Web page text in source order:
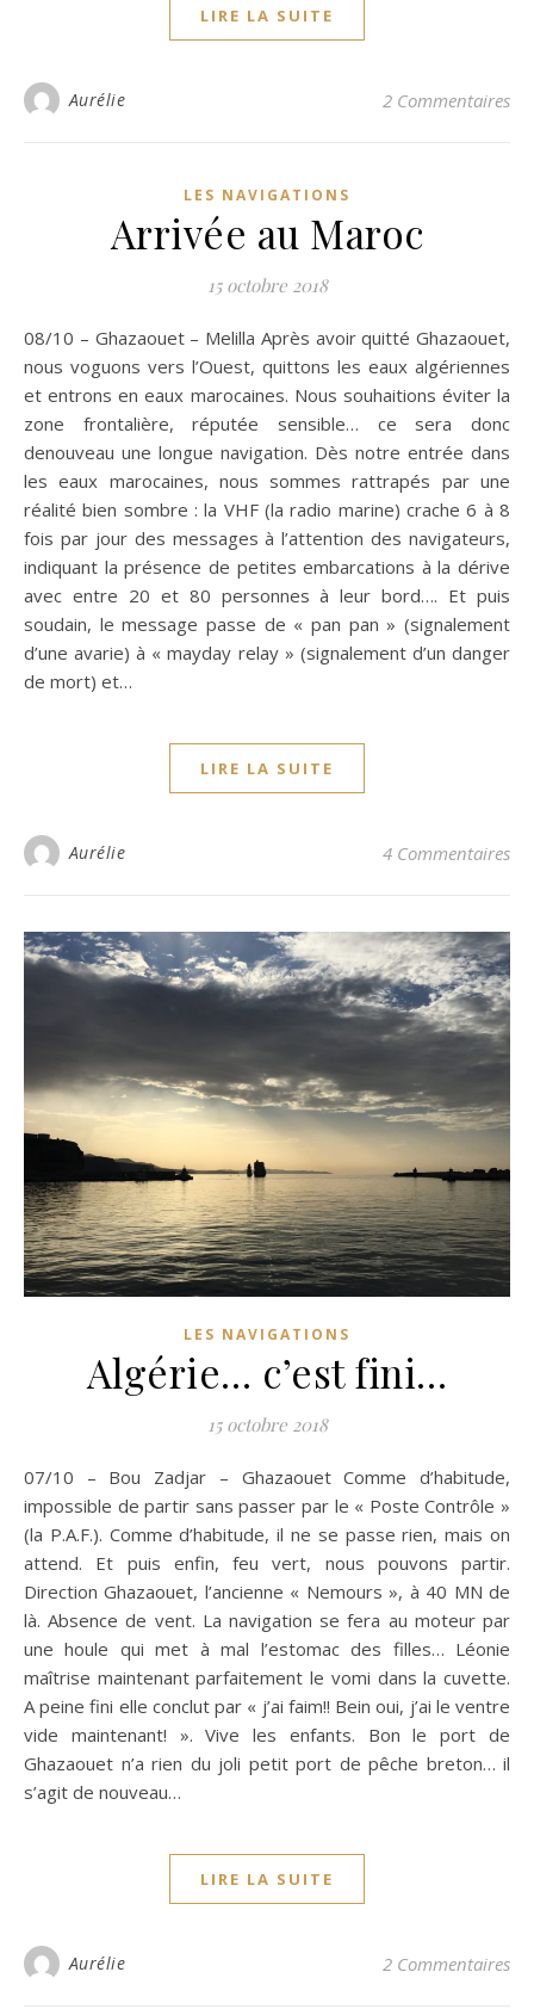
LIRE LA SUITE
Aurélie 2 Commentaires
LES NAVIGATIONS
Arrivée au Maroc
15 octobre 2018
08/10 – Ghazaouet – Melilla Après avoir quitté Ghazaouet,
nous voguons vers l’Ouest, quittons les eaux algériennes
et entrons en eaux marocaines. Nous souhaitions éviter la
zone frontalière, réputée sensible… ce sera donc
denouveau une longue navigation. Dès notre entrée dans
les eaux marocaines, nous sommes rattrapés par une
réalité bien sombre : la VHF (la radio marine) crache 6 à 8
fois par jour des messages à l’attention des navigateurs,
indiquant la présence de petites embarcations à la dérive
avec entre 20 et 80 personnes à leur bord…. Et puis
soudain, le message passe de « pan pan » (signalement
d’une avarie) à « mayday relay » (signalement d’un danger
de mort) et…
LIRE LA SUITE
Aurélie 4 Commentaires
LES NAVIGATIONS
Algérie… c’est fini…
15 octobre 2018
07/10 – Bou Zadjar – Ghazaouet Comme d’habitude,
impossible de partir sans passer par le « Poste Contrôle »
(la P.A.F.). Comme d’habitude, il ne se passe rien, mais on
attend. Et puis enfin, feu vert, nous pouvons partir.
Direction Ghazaouet, l’ancienne « Nemours », à 40 MN de
là. Absence de vent. La navigation se fera au moteur par
une houle qui met à mal l’estomac des filles… Léonie
maîtrise maintenant parfaitement le vomi dans la cuvette.
A peine fini elle conclut par « j’ai faim!! Bein oui, j’ai le ventre
vide maintenant! ». Vive les enfants. Bon le port de
Ghazaouet n’a rien du joli petit port de pêche breton… il
s’agit de nouveau…
LIRE LA SUITE
Aurélie 2 Commentaires